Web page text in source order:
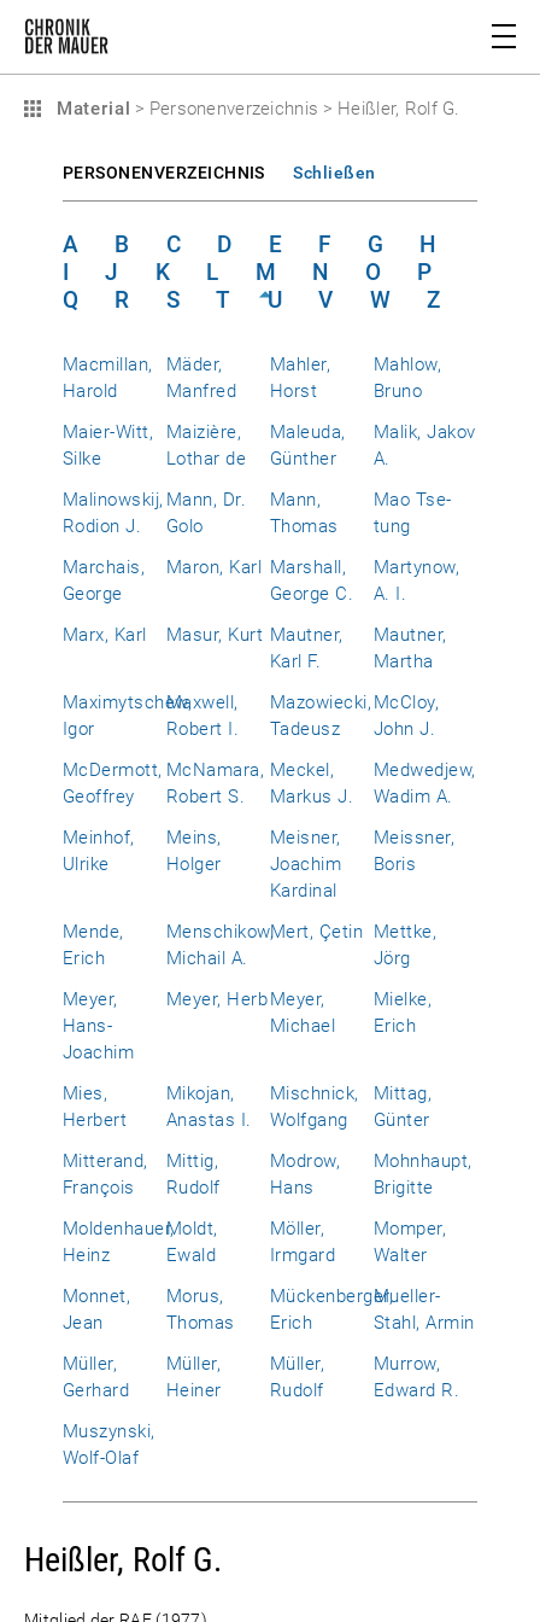
Material > Personenverzeichnis > Heißler, Rolf G.
PERSONENVERZEICHNIS Schließen
A B C D E F G
H
I
J K L M N O
P
Q
R S T U V W Z
Macmillan,
Harold
Mäder,
Manfred
Mahler,
Horst
Mahlow,
Bruno
Maier-Witt,
Silke
Maizière,
Lothar de
Maleuda,
Günther
Malik, Jakov
A.
Malinowskij,
Rodion J.
Mann, Dr.
Golo
Mann,
Thomas
Mao Tse-
tung
Marchais,
George
Maron, Karl Marshall,
George C.
Martynow,
A. I.
Marx, Karl
Masur, Kurt Mautner,
Karl F.
Mautner,
Martha
Maximytschew,
Igor
Maxwell,
Robert I.
Mazowiecki,
Tadeusz
McCloy,
John J.
McDermott,
Geoffrey
McNamara,
Robert S.
Meckel,
Markus J.
Medwedjew,
Wadim A.
Meinhof,
Ulrike
Meins,
Holger
Meisner,
Joachim
Kardinal
Meissner,
Boris
Mende,
Erich
Menschikow,
Michail A.
Mert, Çetin Mettke,
Jörg
Meyer,
Hans-
Joachim
Meyer, HerbMeyer,
Michael
Mielke,
Erich
Mies,
Herbert
Mikojan,
Anastas I.
Mischnick,
Wolfgang
Mittag,
Günter
Mitterand,
François
Mittig,
Rudolf
Modrow,
Hans
Mohnhaupt,
Brigitte
Moldenhauer,
Heinz
Moldt,
Ewald
Möller,
Irmgard
Momper,
Walter
Monnet,
Jean
Morus,
Thomas
Mückenberger,
Erich
Mueller-
Stahl, Armin
Müller,
Gerhard
Müller,
Heiner
Müller,
Rudolf
Murrow,
Edward R.
Muszynski,
Wolf-Olaf
Heißler, Rolf G.